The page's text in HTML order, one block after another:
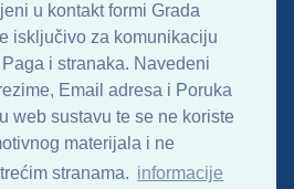
u kontakt formi Grada
isključivo za komunikaciju
i stranaka. Navedeni
Email adresa i Poruka
web sustavu te se ne koriste
materijala i ne
stranama. informacije
Impressum
Kontakt
RSS